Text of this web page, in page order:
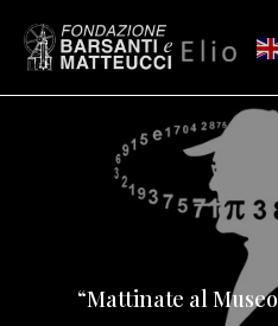
“Mattinate al